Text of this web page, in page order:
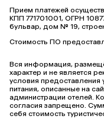
Прием платежей
КПП 771701001, ОГРН
бульвар, дом № 19,
Стоимость ПО
Вся информация,
характер и не является
условия предоставления
питания, описанные на
администрации отелей.
согласия запрещено.
себя стоимость